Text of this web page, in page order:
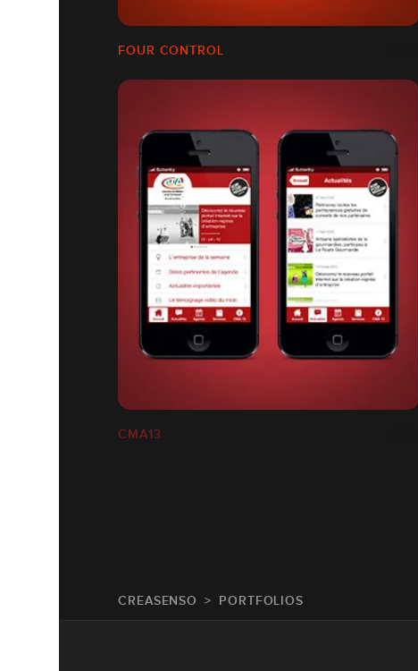
FOUR CONTROL
CMA13
CREASENSO PORTFOLIOS